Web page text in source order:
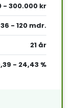
- 300.000 kr
36 - 120 mdr.
21 år
- 24,43 %